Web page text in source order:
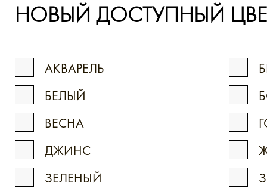
НОВЫЙ ДОСТУПНЫЙ
АКВАРЕЛЬ
БЕЛЫЙ
ВЕСНА
ДЖИНС
ЗЕЛЕНЫЙ